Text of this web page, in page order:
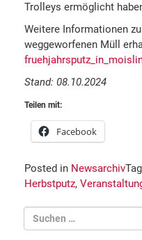
Trolleys ermöglicht
Weitere Informationen
weggeworfenen Müll
Stand: 08.10.2024
Teilen mit:
Facebook
Posted in Newsarchiv
Herbstputz,